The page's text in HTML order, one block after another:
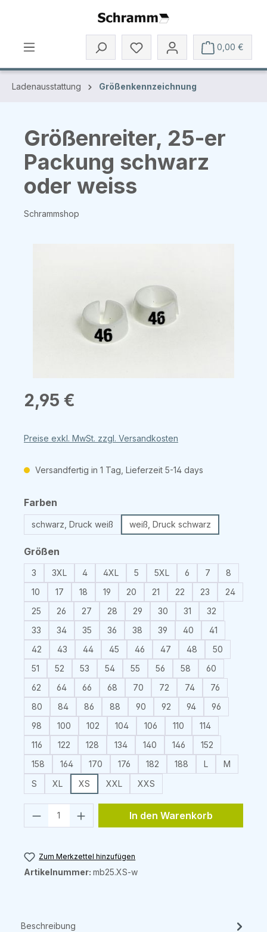
Zum Hauptinhalt springen
0,00 €
Ladenausstattung Größenkennzeichnung
Größenreiter, 25-er
Packung schwarz
oder weiss
Schrammshop
Regulärer Preis:
2,95 €
Preise exkl. MwSt. zzgl. Versandkosten
Versandfertig in 1 Tag, Lieferzeit 5-14 days
Farben
schwarz, Druck weiß weiß, Druck schwarz
Größen
3 3XL 4 4XL 5 5XL 6 7
8
10
17 18 19 20 21 22 23
24
25
26 27 28 29 30 31
32
33
34 35 36 38 39 40
41
42
43 44 45 46 47 48
50
51
52 53 54 55 56 58
60
62
64 66 68 70 72 74
76
80
84 86 88 90 92 94
96
98
100 102 104 106 110
114
116
122 128 134 140 146
152
158
164 170 176 182 188 L
M
S
XL XS XXL XXS
Produkt Anzahl: Gib den
In den Warenkorb
Zum Merkzettel hinzufügen
Artikelnummer: mb25.XS-w
Beschreibung